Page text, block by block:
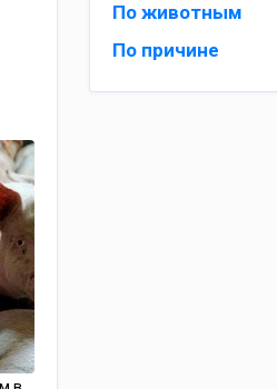
По животным
По причине